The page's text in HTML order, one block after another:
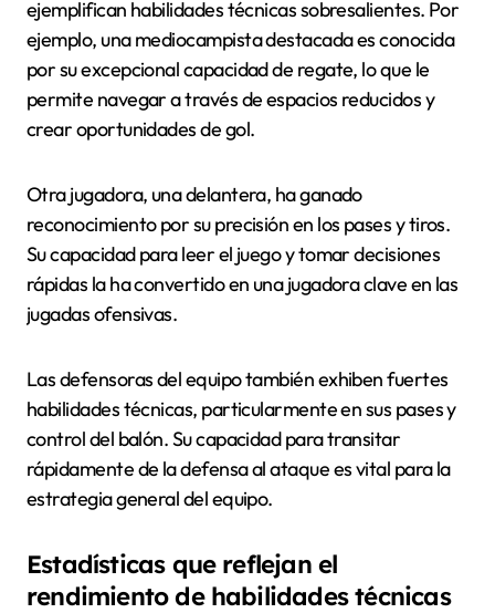
ejemplifican habilidades técnicas sobresalientes. Por
ejemplo, una mediocampista destacada es conocida
por su excepcional capacidad de regate, lo que le
permite navegar a través de espacios reducidos y
crear oportunidades de gol.
Otra jugadora, una delantera, ha ganado
reconocimiento por su precisión en los pases y tiros.
Su capacidad para leer el juego y tomar decisiones
rápidas la ha convertido en una jugadora clave en las
jugadas ofensivas.
Las defensoras del equipo también exhiben fuertes
habilidades técnicas, particularmente en sus pases y
control del balón. Su capacidad para transitar
rápidamente de la defensa al ataque es vital para la
estrategia general del equipo.
Estadísticas que reflejan el
rendimiento de habilidades técnicas